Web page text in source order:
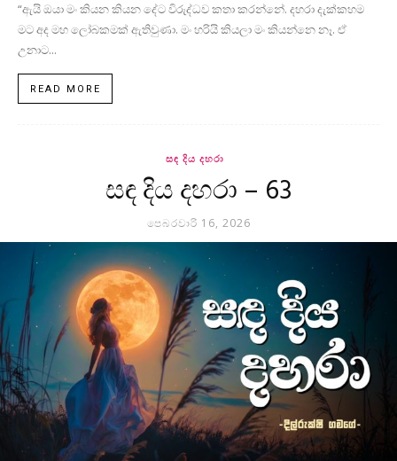
“ඇයි ඔයා මං කියන කියන දේට විරුද්ධව කතා කරන්නේ. දහරා දැක්කහම
මට අද මහ ලෝබකමක් ඇතිවුණා. මං හරියි කියලා මං කියන්නෙ නෑ. ඒ
උනාට...
READ MORE
සඳ දිය දහරා
සඳ දිය දහරා – 63
පෙබරවාරි 16, 2026